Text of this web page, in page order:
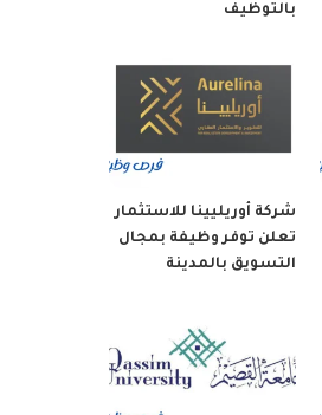
بالتوظيف
شركة أوريليينا للاستثمار
تعلن توفر وظيفة بمجال
التسويق بالمدينة